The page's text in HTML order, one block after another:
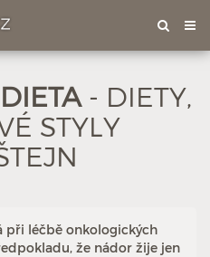
- DIETY,
STYLY
při léčbě onkologických
že nádor žije jen